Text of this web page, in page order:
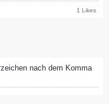
1 Likes
nach dem Komma